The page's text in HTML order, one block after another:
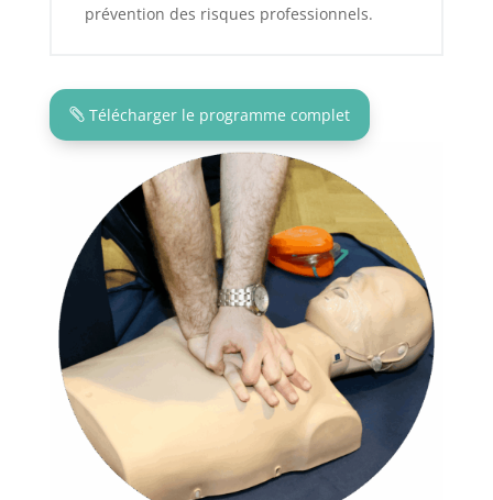
prévention des risques professionnels.
Télécharger le programme complet